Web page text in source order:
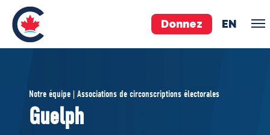
Donnez EN
ÉQUIPE
Pierre Poilievre
Vos députés conservateurs
Notre équipe | Associations de circonscriptions électorales
Guelph